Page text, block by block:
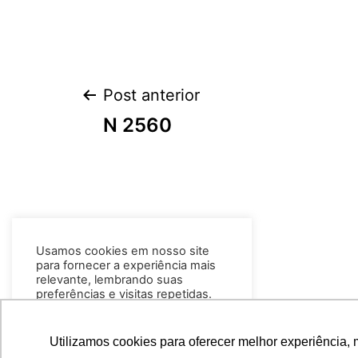
Utilizamos cookies para oferecer melhor
Post anterior
N 2560
Usamos cookies em nosso site
para fornecer a experiência mais
relevante, lembrando suas
preferências e visitas repetidas.
cookies.Leia mais